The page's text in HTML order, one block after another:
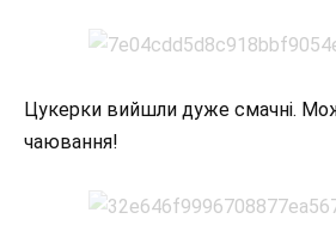
Цукерки вийшли дуже смачні.
чаювання!